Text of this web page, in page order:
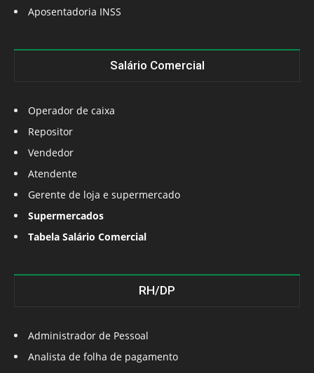
Aposentadoria INSS
Salário Comercial
Operador de caixa
Repositor
Vendedor
Atendente
Gerente de loja e supermercado
Supermercados
Tabela Salário Comercial
RH/DP
Administrador de Pessoal
Analista de folha de pagamento